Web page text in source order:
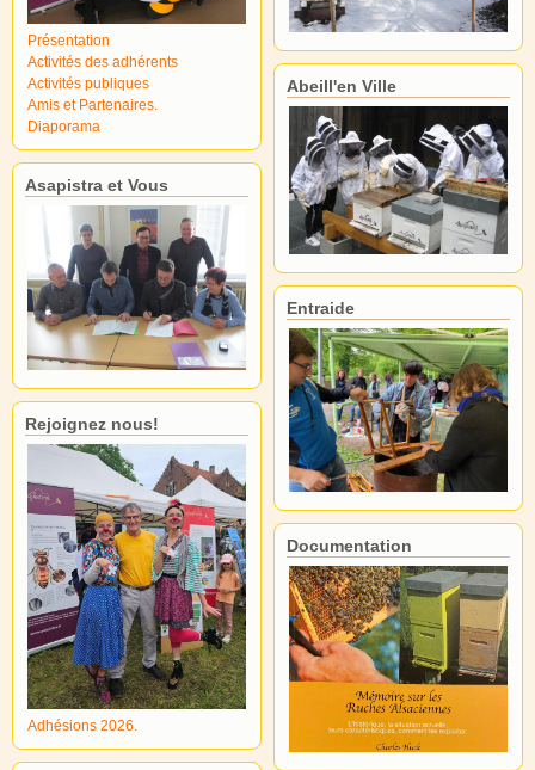
Présentation
Activités des adhérents
Activités publiques
Amis et Partenaires.
Diaporama
Asapistra et Vous
Rejoignez nous!
Adhésions 2026.
Abeill'en Ville
Entraide
Documentation